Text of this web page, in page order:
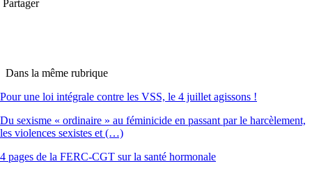
Partager
Dans la même rubrique
Pour une loi intégrale contre les VSS, le 4 juillet agissons !
Du sexisme « ordinaire » au féminicide en passant par le harcèlement,
les violences sexistes et (…)
4 pages de la FERC-CGT sur la santé hormonale